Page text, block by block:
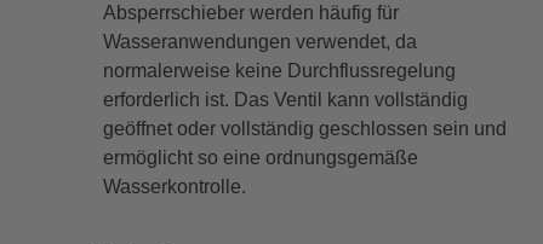
Absperrschieber werden häufig für
Wasseranwendungen verwendet, da
normalerweise keine Durchflussregelung
erforderlich ist. Das Ventil kann vollständig
geöffnet oder vollständig geschlossen sein und
ermöglicht so eine ordnungsgemäße
Wasserkontrolle.